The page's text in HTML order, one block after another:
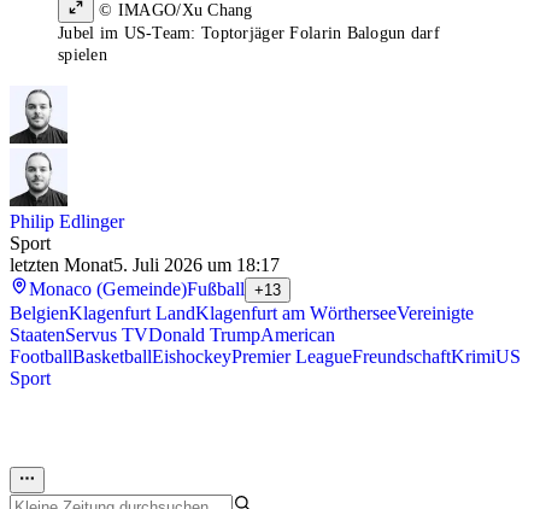
© IMAGO/Xu Chang
Jubel im US-Team: Toptorjäger Folarin Balogun darf
spielen
Philip Edlinger
Sport
letzten Monat5. Juli 2026 um 18:17
Monaco (Gemeinde)Fußball +13
BelgienKlagenfurt LandKlagenfurt am WörtherseeVereinigte
StaatenServus TVDonald TrumpAmerican
FootballBasketballEishockeyPremier LeagueFreundschaftKrimiUS
Sport